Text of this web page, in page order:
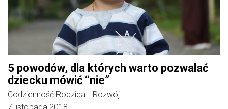
5 powodów, dla których warto pozwalać
dziecku mówić “nie”
Codzienność Rodzica
Rozwój
7 listopada 2018